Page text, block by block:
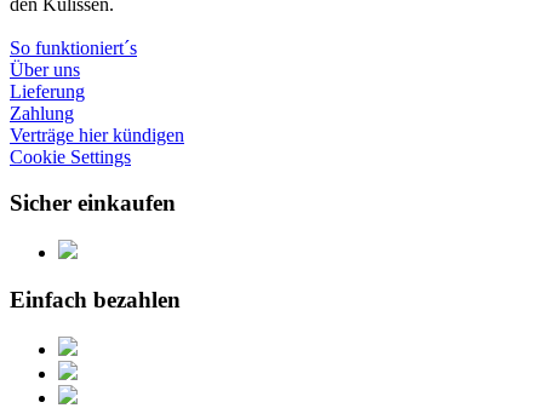
So funktioniert´s
Über uns
Lieferung
Zahlung
Verträge hier kündigen
Cookie Settings
Sicher einkaufen
Einfach bezahlen